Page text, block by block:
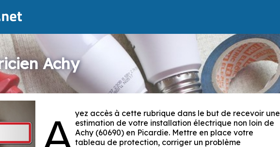
Achy
yez accès à cette rubrique dans le but de recevoir une
estimation de votre installation électrique non loin de
Achy (60690) en Picardie. Mettre en place votre
tableau de protection, corriger un problème